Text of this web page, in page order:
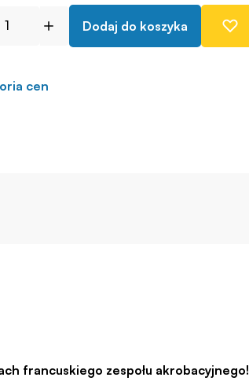
Dodaj do koszyka
cen
zespołu akrobacyjnego!